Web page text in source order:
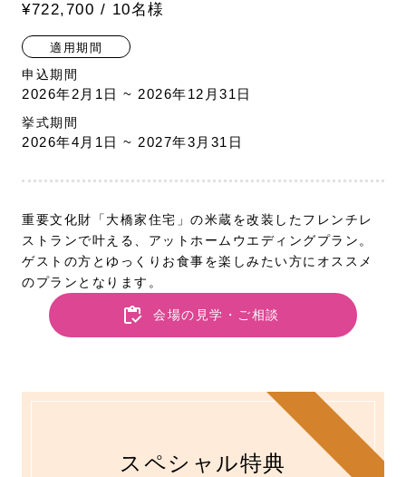
¥722,700 / 10名様
適用期間
申込期間
2026年2月1日 ~ 2026年12月31日
挙式期間
2026年4月1日 ~ 2027年3月31日
重要文化財「大橋家住宅」の米蔵を改装したフレンチレ
ストランで叶える、アットホームウエディングプラン。
ゲストの方とゆっくりお食事を楽しみたい方にオススメ
のプランとなります。
会場の見学・ご相談
スペシャル特典